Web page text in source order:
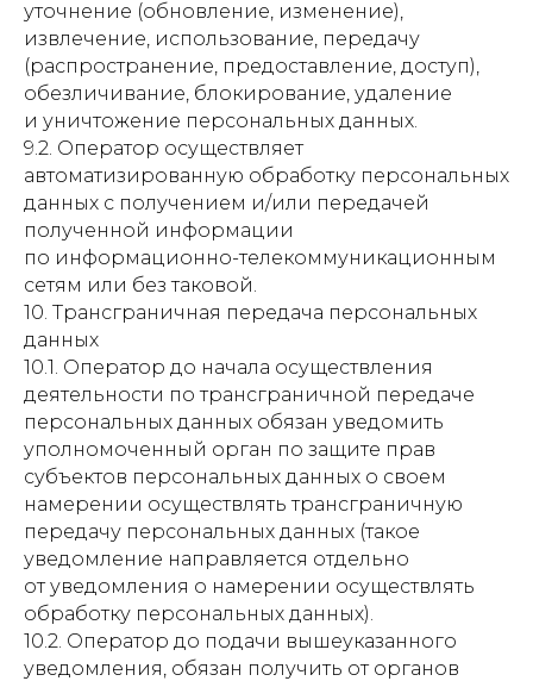
уточнение (обновление, изменение),
извлечение, использование, передачу
(распространение, предоставление, доступ),
обезличивание, блокирование, удаление
и уничтожение персональных данных.
9.2. Оператор осуществляет
автоматизированную обработку персональных
данных с получением и/или передачей
полученной информации
по информационно-телекоммуникационным
сетям или без таковой.
10. Трансграничная передача персональных
данных
10.1. Оператор до начала осуществления
деятельности по трансграничной передаче
персональных данных обязан уведомить
уполномоченный орган по защите прав
субъектов персональных данных о своем
намерении осуществлять трансграничную
передачу персональных данных (такое
уведомление направляется отдельно
от уведомления о намерении осуществлять
обработку персональных данных).
10.2. Оператор до подачи вышеуказанного
уведомления, обязан получить от органов